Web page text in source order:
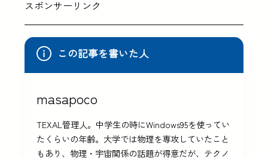
スポンサーリンク
この記事を書いた人
masapoco
TEXAL管理人。中学生の時にWindows95を使ってい
たくらいの年齢。大学では物理を専攻していたこと
もあり、物理・宇宙関係の話題が得意だが、テクノ